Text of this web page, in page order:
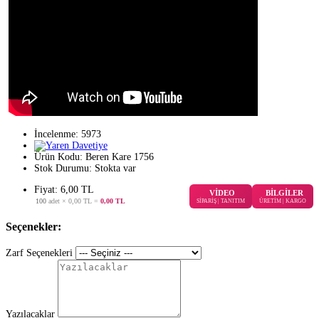
İncelenme: 5973
Ürün Kodu: Beren Kare 1756
Stok Durumu: Stokta var
Fiyat: 6,00 TL
100 adet × 0,00 TL = 0,00 TL
VİDEO
SİPARİŞ | TANITIM
BİLGİLER
ÜRETİM | KARGO
Seçenekler:
Zarf Seçenekleri
Yazılacaklar